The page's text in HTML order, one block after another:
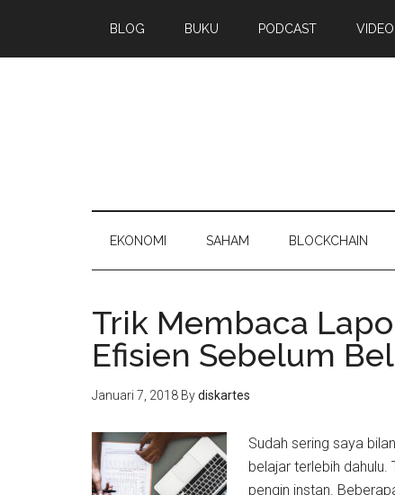
BLOG BUKU PODCAST VIDEO
EKONOMI SAHAM BLOCKCHAIN
Trik Membaca
Efisien Sebelum
Januari 7, 2018 Bydiskartes
Sudah sering saya
belajar terlebih
pengin instan.